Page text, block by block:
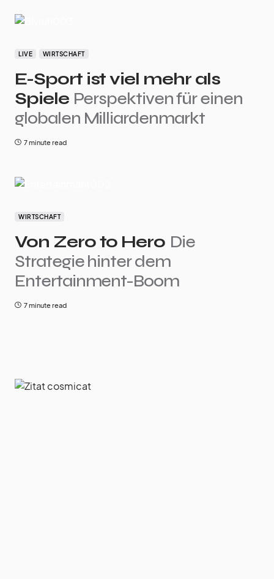
LIVE WIRTSCHAFT
E-Sport ist viel mehr als
Spiele Perspektiven für einen
globalen Milliardenmarkt
7 minute read
WIRTSCHAFT
Von Zero to Hero Die
Strategie hinter dem
Entertainment-Boom
7 minute read